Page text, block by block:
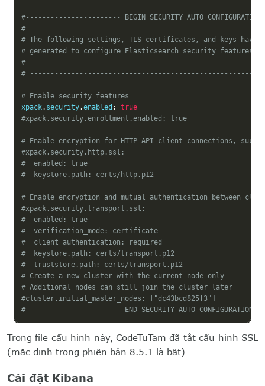
#----------------------- BEGIN SECURITY AUTO
#
# The following settings, TLS certificates, and keys have
# generated to configure Elasticsearch security features on
#
#
# Enable security features
xpack. security.enabled :
true
#xpack.security.enrollment.enabled: true
# Enable encryption for HTTP API client connections, such
#xpack.security.http.ssl:
#  enabled: true
#  keystore.path: certs/http.p12
# Enable encryption and mutual authentication between
#xpack.security.transport.ssl:
#  enabled: true
#  verification_mode: certificate
#  client_authentication: required
#  keystore.path: certs/transport.p12
#  truststore.path: certs/transport.p12
# Create a new cluster with the current node only
# Additional nodes can still join the cluster later
#cluster.initial_master_nodes: ["dc43bcd825f3"]
#----------------------- END SECURITY AUTO
Trong file cấu hình này, CodeTuTam đã tắt cấu hình SSL
(mặc định trong phiên bản 8.5.1 là bật)
Cài đặt Kibana